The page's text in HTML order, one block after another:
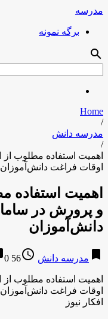
مدرسه
برگه نمونه
search
Home
/
مدرسه دانش
/
اهمیت استفاده مطلوب
اوقات فراغت دانش‌آموزان
اهمیت استفاده
و پرورش در
دانش‌آموزان
bookmark مدرسه دانش access_time
56 years ago
0
اهمیت استفاده مطلوب
اوقات فراغت دانش‌آموزان
افکار نیوز